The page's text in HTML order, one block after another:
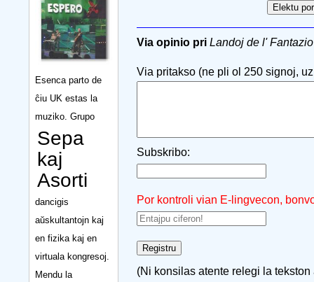
Esenca parto de
ĉiu UK estas la
muziko. Grupo
Sepa
kaj
Asorti
dancigis
aŭskultantojn kaj
en fizika kaj en
virtuala kongresoj.
Mendu la
Via opinio pri Landoj de l' Fantazio
Via pritakso (ne pli ol 250 signoj,
Subskribo:
Por kontroli vian E-lingvecon,
(Ni konsilas atente relegi la